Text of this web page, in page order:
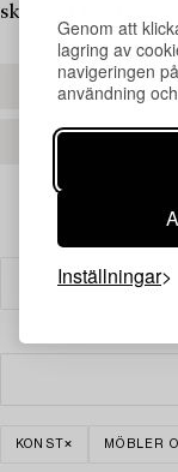
Genom att
lagring av
navigeringen
användning
Inställningar
skapa ett kundkonto
KONST MÖBLER